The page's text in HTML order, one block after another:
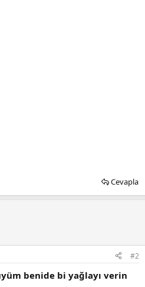
Cevapla
#2
benide bi yağlayı verin